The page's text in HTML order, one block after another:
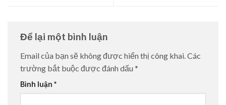
Để lại một bình luận
Email của bạn sẽ không được hiển thị công khai.Các
trường bắt buộc được đánh dấu *
Bình luận *